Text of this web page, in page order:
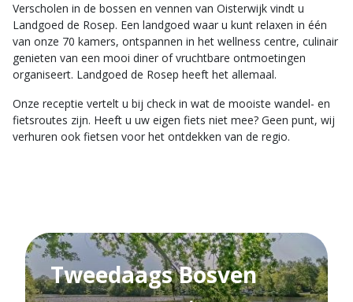
Verscholen in de bossen en vennen van Oisterwijk vindt u
Landgoed de Rosep. Een landgoed waar u kunt relaxen in één
van onze 70 kamers, ontspannen in het wellness centre, culinair
genieten van een mooi diner of vruchtbare ontmoetingen
organiseert. Landgoed de Rosep heeft het allemaal.
Onze receptie vertelt u bij check in wat de mooiste wandel- en
fietsroutes zijn. Heeft u uw eigen fiets niet mee? Geen punt, wij
verhuren ook fietsen voor het ontdekken van de regio.
Tweedaags Bosven